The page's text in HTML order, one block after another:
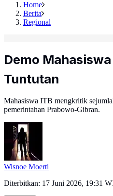
Home
Berita
Regional
Demo
Tuntutan
Mahasiswa ITB mengkritik
pemerintahan Prabowo-Gibran.
Wisnoe Moerti
Diterbitkan: 17 Juni 2026, 19:31